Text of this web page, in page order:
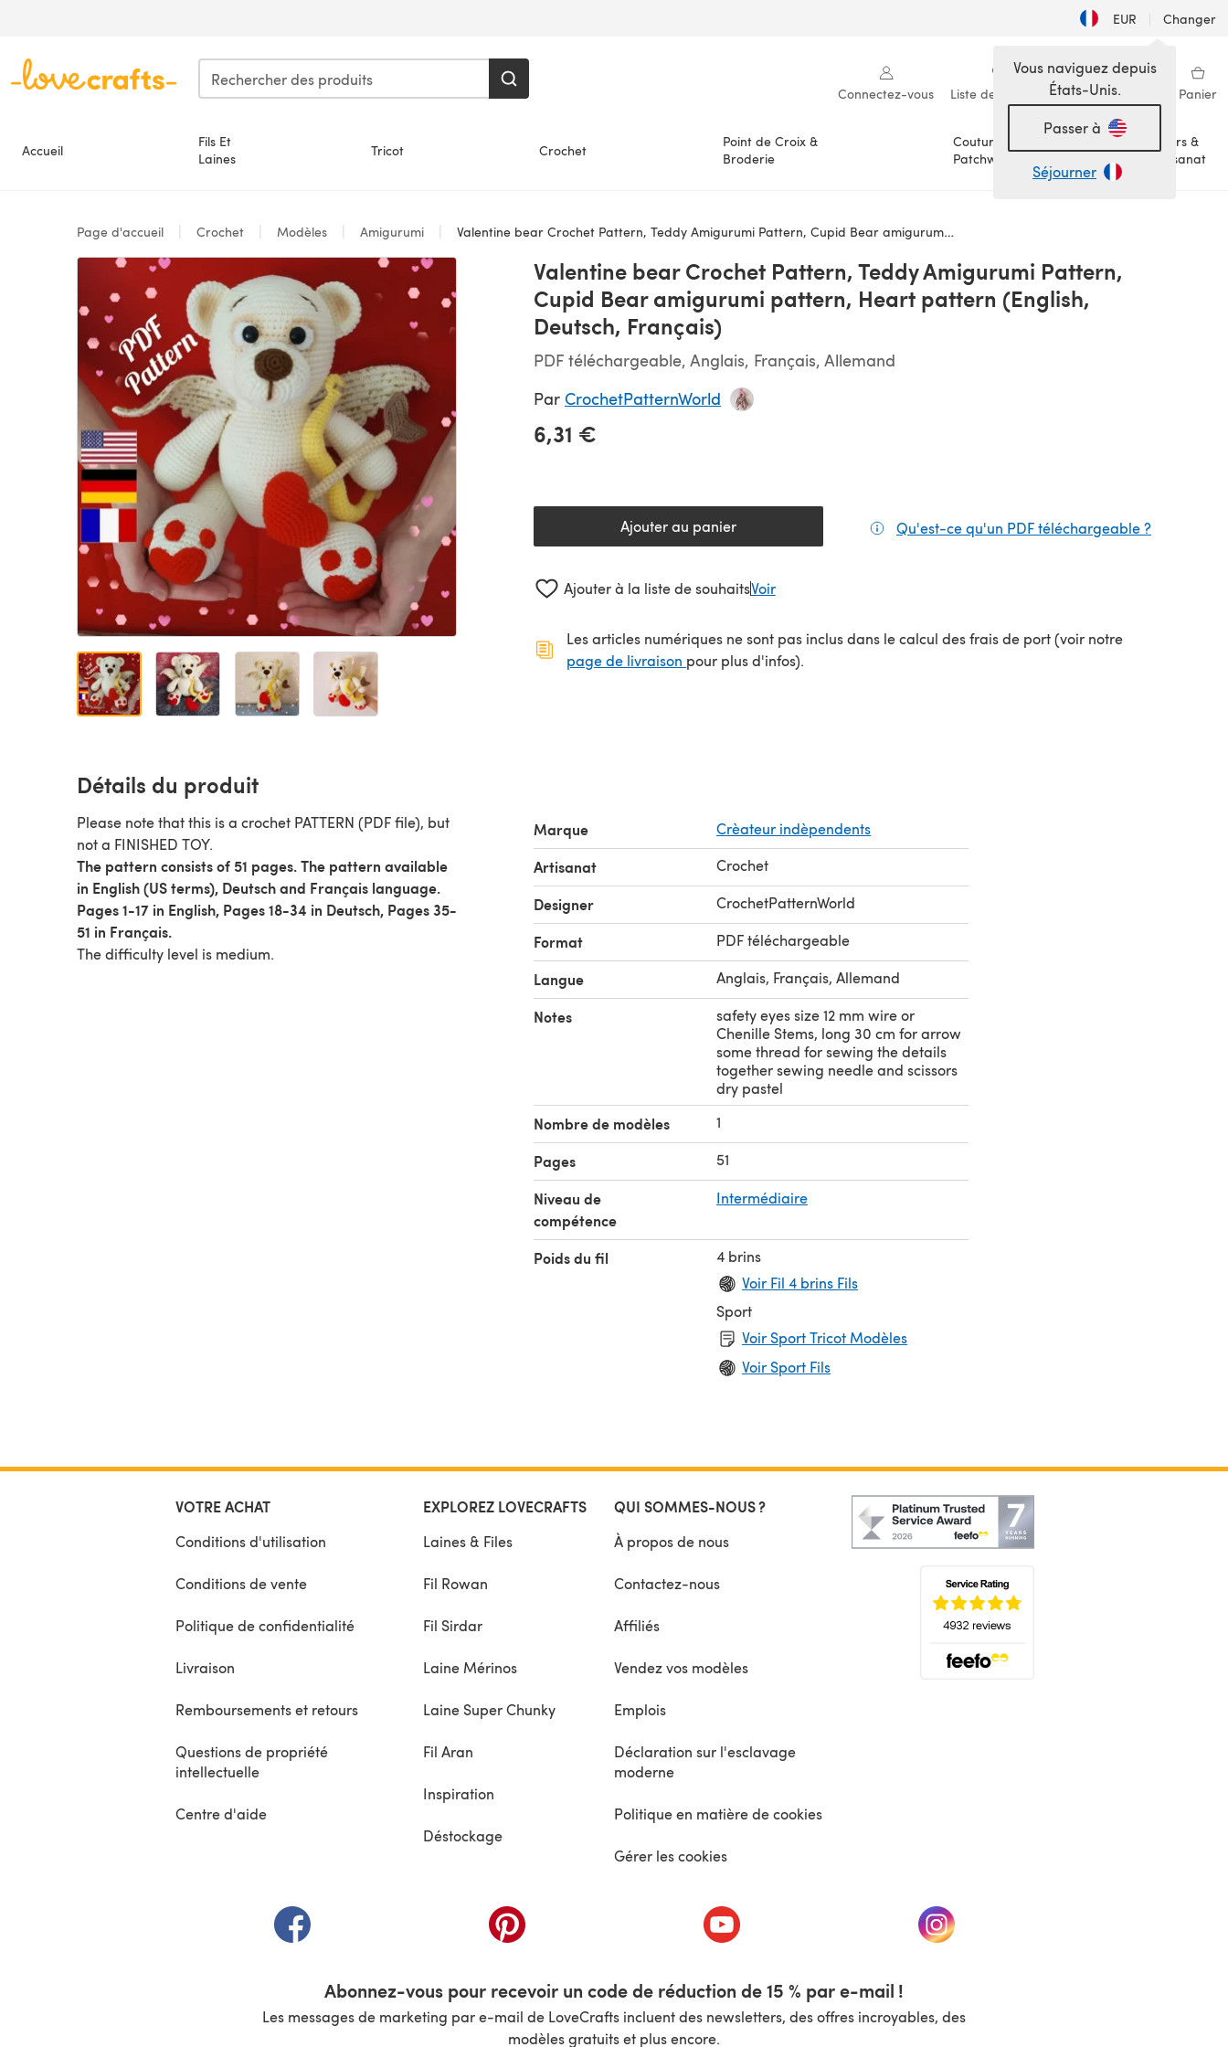
EUR | Changer
Connectez-vous Liste de souhaits Ma bibliothèque Panier
Accueil
Fils Et
Laines
Tricot Crochet
Point de Croix &
Broderie
Couture &
Patchwork
Loisirs &
Artisanat
Vous naviguez depuis
États-Unis.
Passer à
Séjourner
Page d'accueil Crochet Modèles Amigurumi Valentine bear Crochet Pattern, Teddy Amigurumi Pattern, Cupid Bear amigurumi pattern, Heart pattern (English, Deutsch, Français)
Valentine bear Crochet Pattern, Teddy Amigurumi Pattern,
Cupid Bear amigurumi pattern, Heart pattern (English,
Deutsch, Français)
PDF téléchargeable, Anglais, Français, Allemand
Par CrochetPatternWorld
6,31 €
Ajouter au panier Qu'est-ce qu'un PDF téléchargeable ?
Ajouter à la liste de souhaitsVoir
Les articles numériques ne sont pas inclus dans le calcul des frais de port (voir notre
page de livraison (s'ouvre dans un nouvel onglet)
pour plus d'infos).
Détails du produit
Please note that this is a crochet PATTERN (PDF file), but
not a FINISHED TOY.
The pattern consists of 51 pages. The pattern available
in English (US terms), Deutsch and Français language.
Pages 1-17 in English, Pages 18-34 in Deutsch, Pages 35-
51 in Français.
The difficulty level is medium.
Marque Crèateur indèpendents
Artisanat Crochet
Designer CrochetPatternWorld
Format PDF téléchargeable
Langue Anglais, Français, Allemand
Notes
safety eyes size 12 mm wire or
Chenille Stems, long 30 cm for arrow
some thread for sewing the details
together sewing needle and scissors
dry pastel
Nombre de modèles 1
Pages 51
Niveau de
compétence
Intermédiaire
Poids du fil
4 brins
Voir Fil 4 brins Fils
Sport
Voir Sport Tricot Modèles
Voir Sport Fils
VOTRE ACHAT
Conditions d'utilisation
Conditions de vente
Politique de confidentialité
Livraison
Remboursements et retours
Questions de propriété
intellectuelle
Centre d'aide
EXPLOREZ LOVECRAFTS
Laines & Files
Fil Rowan
Fil Sirdar
Laine Mérinos
Laine Super Chunky
Fil Aran
Inspiration
Déstockage
QUI SOMMES-NOUS ?
À propos de nous
Contactez-nous
Affiliés
Vendez vos modèles
Emplois
Déclaration sur l'esclavage
moderne
Politique en matière de cookies
Gérer les cookies
(s'ouvre dans un nouvel onglet) (s'ouvre dans un nouvel onglet) (s'ouvre dans un nouvel onglet) (s'ouvre dans un nouvel onglet)
Abonnez-vous pour recevoir un code de réduction de 15 % par e-mail !
Les messages de marketing par e-mail de LoveCrafts incluent des newsletters, des offres incroyables, des
modèles gratuits et plus encore.